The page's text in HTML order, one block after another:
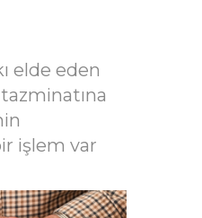
elde eden
işlem var